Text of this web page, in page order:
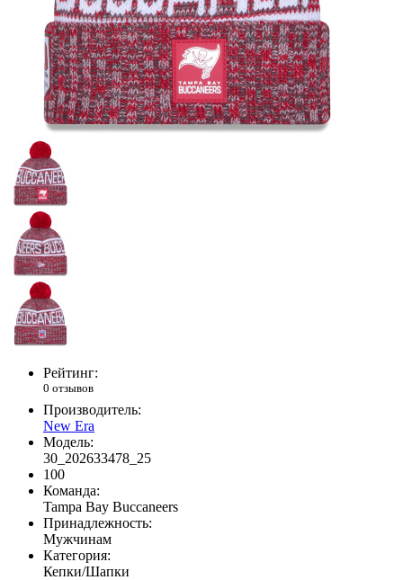
Рейтинг:
0 отзывов
Производитель:
New Era
Модель:
30_202633478_25
100
Команда:
Tampa Bay Buccaneers
Принадлежность:
Мужчинам
Категория:
Кепки/Шапки